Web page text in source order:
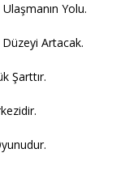
Yolu.
Düzeyi Artacak.
Şarttır.